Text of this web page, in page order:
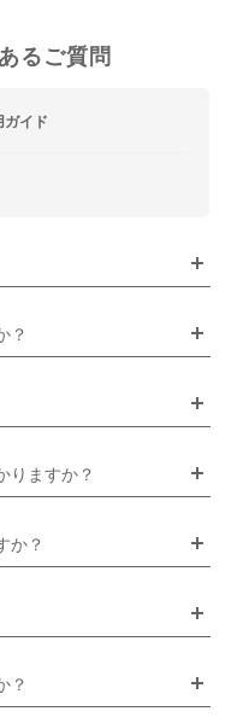
るご質問
ガイド
？
りますか？
か？
？